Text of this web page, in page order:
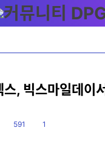
, 빅스마일데이
읽
591
댓1